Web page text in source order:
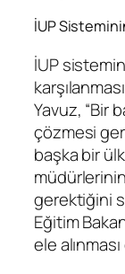
İUP
İUP
Yavuz, “Bir
çözmesi
başka bir
gerektiğini
Eğitim
ele